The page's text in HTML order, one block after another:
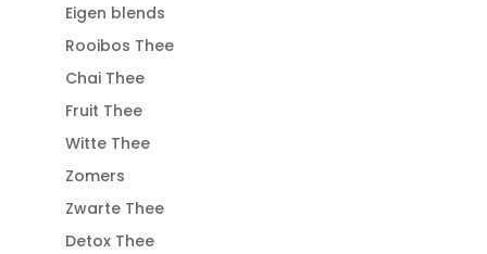
Eigen blends
Rooibos Thee
Chai Thee
Fruit Thee
Witte Thee
Zomers
Zwarte Thee
Detox Thee